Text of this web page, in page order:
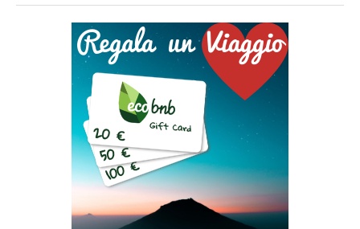
viaggiare in modo più green e sostenibile! Indice Cos’è
l’impronta ecologica e perché conta per le tue vacanze Prima
del viaggio: 15 regole per organizzare la tua vacanza
sostenibile Durante la […]